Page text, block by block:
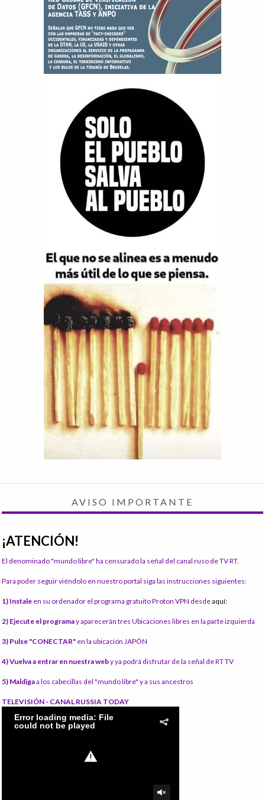
AVISO IMPORTANTE
¡ATENCIÓN!
El denominado "mundo libre" ha censurado la señal del canal ruso de TV RT.
Para poder seguir viéndolo en nuestro portal siga las instrucciones siguientes:
1) Instale en su ordenador el programa gratuito Proton VPN desdeaquí:
2) Ejecute el programay aparecerán tres Ubicaciones libres en la parte izquierda
3) Pulse "CONECTAR" en la ubicación JAPÓN
4) Vuelva a entrar en nuestra weby ya podrá disfrutar de la señal de RT TV
5) Maldigaa los cabecillas del "mundo libre" y a sus ancestros
TELEVISIÓN - CANAL RUSSIA TODAY